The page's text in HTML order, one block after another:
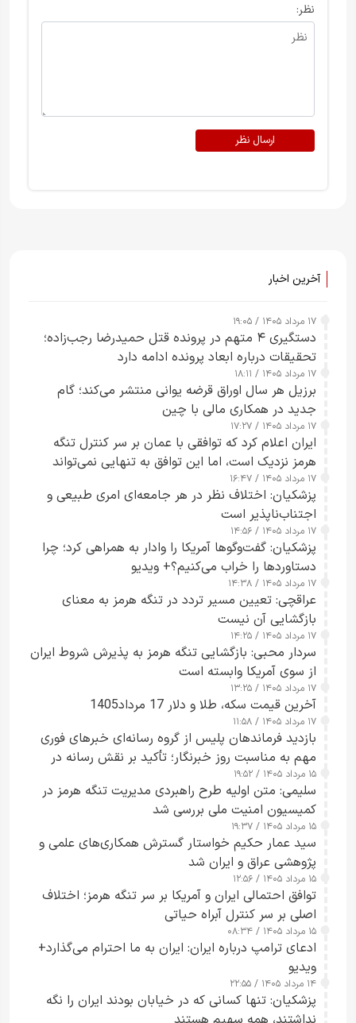
نظر:
ارسال نظر
آخرین اخبار
۱۷ مرداد ۱۴۰۵ / ۱۹:۰۵
دستگیری ۴ متهم در پرونده قتل حمیدرضا رجب‌زاده؛
تحقیقات درباره ابعاد پرونده ادامه دارد
۱۷ مرداد ۱۴۰۵ / ۱۸:۱۱
برزیل هر سال اوراق قرضه یوانی منتشر می‌کند؛ گام
جدید در همکاری مالی با چین
۱۷ مرداد ۱۴۰۵ / ۱۷:۲۷
ایران اعلام کرد که توافقی با عمان بر سر کنترل تنگه
هرمز نزدیک است، اما این توافق به تنهایی نمی‌تواند
آبراه را آزاد کند
۱۷ مرداد ۱۴۰۵ / ۱۶:۴۷
پزشکیان: اختلاف نظر در هر جامعه‌ای امری طبیعی و
اجتناب‌ناپذیر است
۱۷ مرداد ۱۴۰۵ / ۱۴:۵۶
پزشکیان: گفت‌وگوها آمریکا را وادار به همراهی کرد؛ چرا
دستاوردها را خراب می‌کنیم؟+ ویدیو
۱۷ مرداد ۱۴۰۵ / ۱۴:۳۸
عراقچی: تعیین مسیر تردد در تنگه هرمز به معنای
بازگشایی آن نیست
۱۷ مرداد ۱۴۰۵ / ۱۴:۲۵
سردار محبی: بازگشایی تنگه هرمز به پذیرش شروط ایران
از سوی آمریکا وابسته است
۱۷ مرداد ۱۴۰۵ / ۱۳:۲۵
آخرین قیمت سکه، طلا و دلار 17 مرداد1405
۱۷ مرداد ۱۴۰۵ / ۱۱:۵۸
بازدید فرماندهان پلیس از گروه رسانه‌ای خبرهای فوری
مهم به مناسبت روز خبرنگار؛ تأکید بر نقش رسانه در
تقویت امنیت و اعتماد عمومی
۱۵ مرداد ۱۴۰۵ / ۱۹:۵۲
سلیمی: متن اولیه طرح راهبردی مدیریت تنگه هرمز در
کمیسیون امنیت ملی بررسی شد
۱۵ مرداد ۱۴۰۵ / ۱۹:۳۷
سید عمار حکیم خواستار گسترش همکاری‌های علمی و
پژوهشی عراق و ایران شد
۱۵ مرداد ۱۴۰۵ / ۱۲:۵۶
توافق احتمالی ایران و آمریکا بر سر تنگه هرمز؛ اختلاف
اصلی بر سر کنترل آبراه حیاتی
۱۵ مرداد ۱۴۰۵ / ۰۸:۳۴
ادعای ترامپ درباره ایران: ایران به ما احترام می‌گذارد+
ویدیو
۱۴ مرداد ۱۴۰۵ / ۲۲:۵۵
پزشکیان: تنها کسانی که در خیابان بودند ایران را نگه